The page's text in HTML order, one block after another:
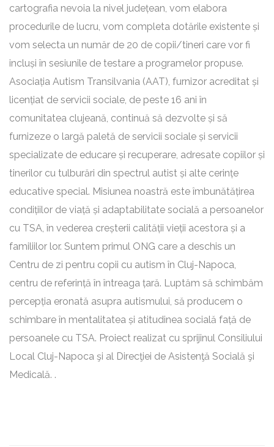
cartografia nevoia la nivel județean, vom elabora
procedurile de lucru, vom completa dotările existente și
vom selecta un număr de 20 de copii/tineri care vor fi
incluși în sesiunile de testare a programelor propuse.
Asociația Autism Transilvania (AAT), furnizor acreditat și
licențiat de servicii sociale, de peste 16 ani în
comunitatea clujeană, continuă să dezvolte și să
furnizeze o largă paletă de servicii sociale și servicii
specializate de educare și recuperare, adresate copiilor și
tinerilor cu tulburări din spectrul autist și alte cerințe
educative special. Misiunea noastră este îmbunătățirea
condițiilor de viață și adaptabilitate socială a persoanelor
cu TSA, în vederea creșterii calității vieții acestora și a
familiilor lor. Suntem primul ONG care a deschis un
Centru de zi pentru copii cu autism în Cluj-Napoca,
centru de referință în întreaga țară. Luptăm să schimbăm
percepția eronată asupra autismului, să producem o
schimbare în mentalitatea și atitudinea socială față de
persoanele cu TSA. Proiect realizat cu sprijinul Consiliului
Local Cluj-Napoca şi al Direcţiei de Asistenţă Socială şi
Medicală. .